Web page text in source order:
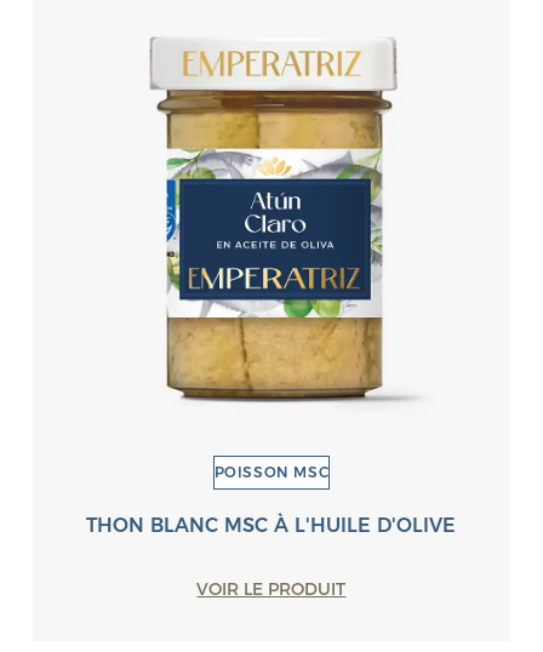
POISSON MSC
THON BLANC MSC À L'HUILE D'OLIVE
VOIR LE PRODUIT